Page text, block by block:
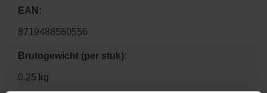
EAN:
8719488560556
Brutogewicht (per stuk):
0.25 kg